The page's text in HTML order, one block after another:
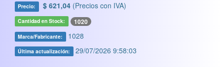
Precio: $ 621,04 (Precios con IVA)
Cantidad en Stock: 1020
Marca/Fabricante: 1028
Última actualización: 29/07/2026 9:58:03